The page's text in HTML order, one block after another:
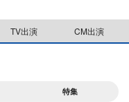
TV出演 CM出演
特集